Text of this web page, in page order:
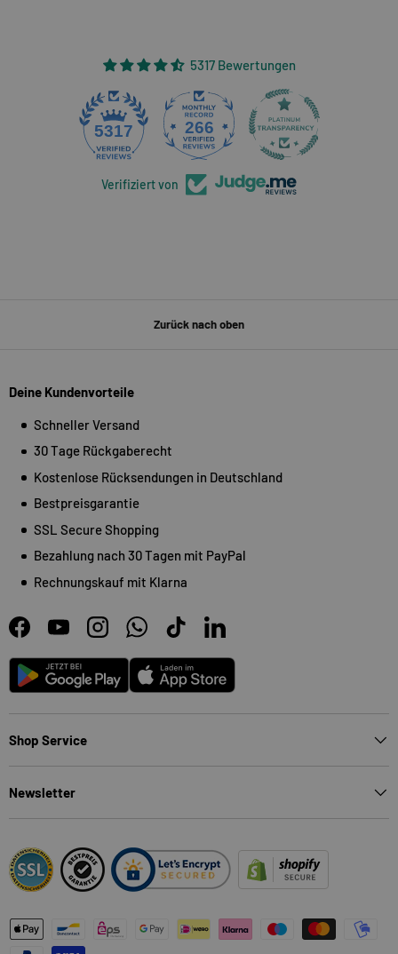
5317 Bewertungen
5317 266
Verifiziert von
Zurück nach oben
Deine Kundenvorteile
Schneller Versand
30 Tage Rückgaberecht
Kostenlose Rücksendungen in Deutschland
Bestpreisgarantie
SSL Secure Shopping
Bezahlung nach 30 Tagen mit PayPal
Rechnungskauf mit Klarna
FacebookYouTubeInstagramWhatsAppTikTokLinkedIn
Android App Store
Shop Service
Newsletter
Zahlungsmethoden